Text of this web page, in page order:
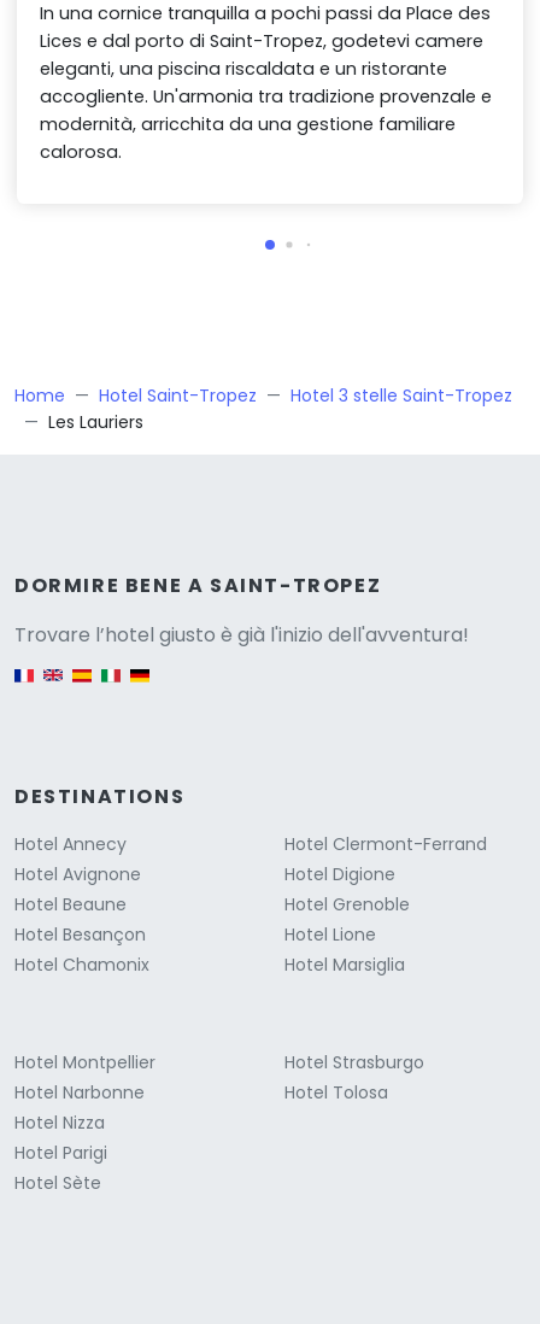
In una cornice tranquilla a pochi passi da Place des
Lices e dal porto di Saint-Tropez, godetevi camere
eleganti, una piscina riscaldata e un ristorante
accogliente. Un'armonia tra tradizione provenzale e
modernità, arricchita da una gestione familiare
calorosa.
Home Hotel Saint-Tropez
Hotel 3 stelle Saint-Tropez
Les Lauriers
DORMIRE BENE A SAINT-TROPEZ
Trovare l’hotel giusto è già l'inizio dell'avventura!
English version
DESTINATIONS
Hotel Annecy
Hotel Avignone
Hotel Beaune
Hotel Besançon
Hotel Chamonix
Hotel Clermont-Ferrand
Hotel Digione
Hotel Grenoble
Hotel Lione
Hotel Marsiglia
Hotel Montpellier
Hotel Narbonne
Hotel Nizza
Hotel Parigi
Hotel Sète
Hotel Strasburgo
Hotel Tolosa